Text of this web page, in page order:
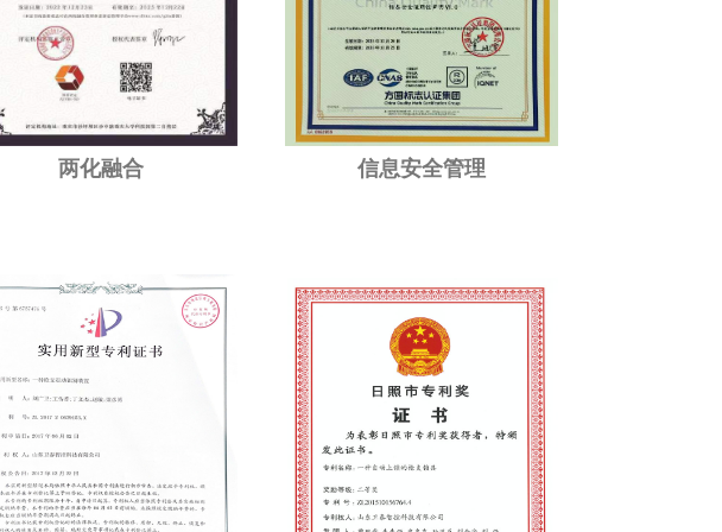
两化融合 信息安全管理